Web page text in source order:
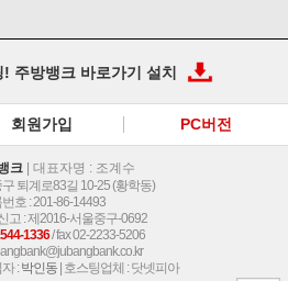
주방뱅크 바로가기 설치
회원가입 PC버전
크 | 대표자명 : 조계수
퇴계로83길 10-25 (황학동)
호 : 201-86-14493
고 : 제2016-서울중구-0692
1336/ fax 02-2233-5206
:박인동| 호스팅업체 : 닷넷피아